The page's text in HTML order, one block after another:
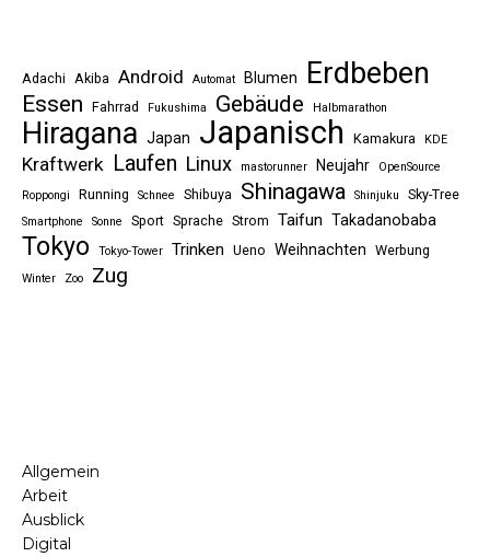
Adachi Akiba Android Automat Blumen Erdbeben
Essen Fahrrad Fukushima Gebäude Halbmarathon
Hiragana Japan Japanisch Kamakura KDE
Kraftwerk Laufen Linux mastorunner Neujahr
OpenSource
Roppongi
Running Schnee Shibuya Shinagawa Shinjuku Sky-Tree
Smartphone Sonne Sport Sprache Strom Taifun Takadanobaba
Tokyo Tokyo-Tower Trinken Ueno Weihnachten Werbung
Winter Zoo Zug
Allgemein
Arbeit
Ausblick
Digital